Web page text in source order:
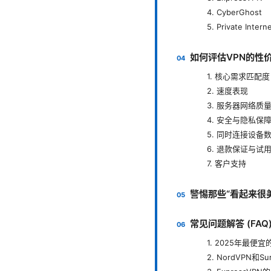
4. CyberGhost
5. Private
如何评估VPN的性
1. 核心需求匹配度
2. 速度表现
3. 服务器网络质量
4. 安全与隐私保障
5. 同时连接设备数
6. 退款保证与试
7. 客户支持
警惕那些“看起来很
常见问题解答
1. 2025年最便宜
2. NordVPN和